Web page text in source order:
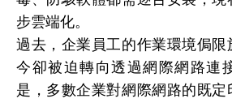
步雲端化。
過去，企業員工的作業環境侷限
今卻被迫轉向透過網際網路連
是，多數企業對網際網路的既定